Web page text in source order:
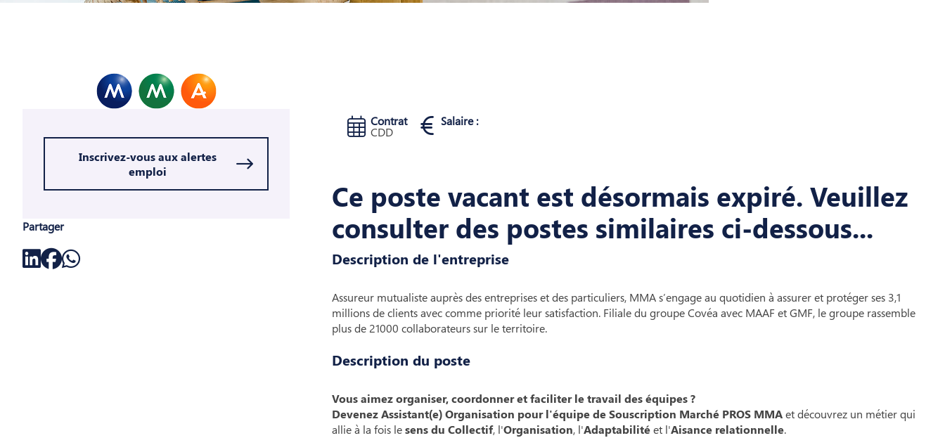
Inscrivez-vous aux alertes
emploi
Partager
Contrat
CDD
Salaire :
Ce poste vacant est désormais expiré. Veuillez
consulter des postes similaires ci-dessous...
Description de l'entreprise
Assureur mutualiste auprès des entreprises et des particuliers, MMA s’engage au quotidien à assurer et protéger ses 3,1
millions de clients avec comme priorité leur satisfaction. Filiale du groupe Covéa avec MAAF et GMF, le groupe rassemble
plus de 21000 collaborateurs sur le territoire.
Description du poste
Vous aimez organiser, coordonner et faciliter le travail des équipes ?
Devenez Assistant(e) Organisation pour l'équipe de Souscription Marché PROS MMAet découvrez un métier qui
allie à la fois lesens du Collectif, l'Organisation, l'Adaptabilitéet l'Aisance relationnelle.